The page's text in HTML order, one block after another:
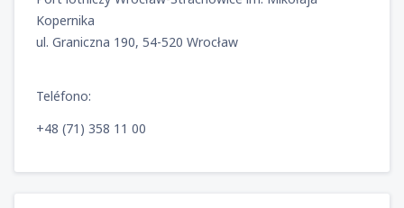
desdeLa Serena, La Florida
desde Castro, Mocopulli
Kopernika
ul. Graniczna 190, 54-520 Wrocław
Teléfono:
+48 (71) 358 11 00